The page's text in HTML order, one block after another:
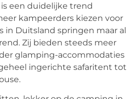
is een duidelijke trend
kampeerders kiezen voor
in Duitsland springen maar al
Zij bieden steeds meer
glamping-accommodaties
ingerichte safaritent tot